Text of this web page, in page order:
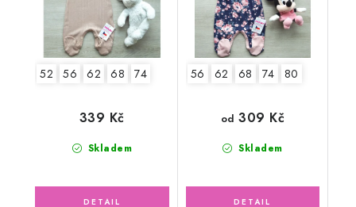
52 56 62 68 74
Skladem
339 Kč
56 62 68 74 80
Skladem
od 309 Kč